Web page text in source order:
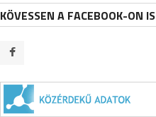
KÖVESSEN A FACEBOOK-ON IS